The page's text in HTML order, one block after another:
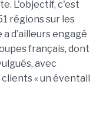
L'objectif, c'est
régions sur les
d’ailleurs engagé
français, dont
avec
« un éventail